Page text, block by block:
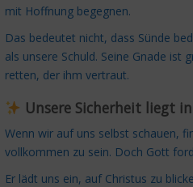
mit Hoffnung begegnen.
Das bedeutet nicht, dass Sünde
als unsere Schuld. Seine Gnade ist
retten, der ihm vertraut.
Unsere Sicherheit liegt
Wenn wir auf uns selbst schauen,
vollkommen zu sein. Doch Gott
Er lädt uns ein, auf Christus zu